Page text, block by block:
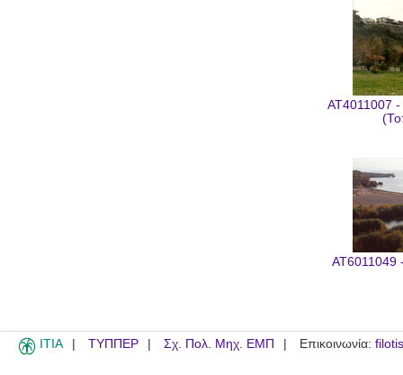
AT4011007
AT6011049
ITIA ΤΥΠΠΕΡ Σχ. Πολ. Μηχ. ΕΜΠ Επικοινωνία: